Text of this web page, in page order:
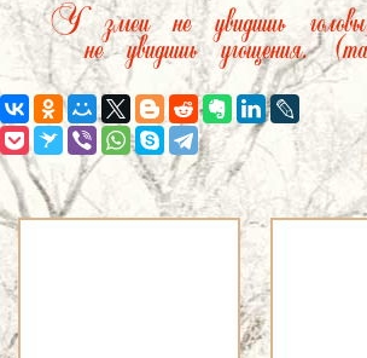
У змеи не увидишь
не увидишь угощения.